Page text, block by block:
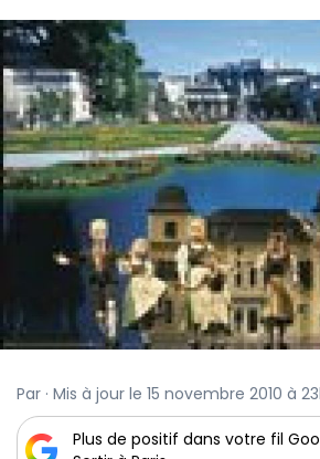
Par · Mis à jour le 15 novembre 2010 à
Plus de positif dans votre fil